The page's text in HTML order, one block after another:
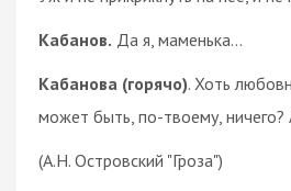
Кабанов. Да я, маменька...
Кабанова (горячо). Хоть
может быть, по-твоему, ничего?
(А.Н. Островский "Гроза")